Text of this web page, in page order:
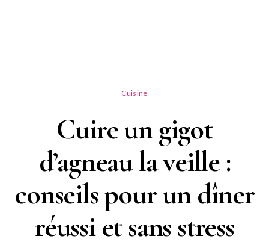
Cuisine
Cuire un gigot
d’agneau la veille :
conseils pour un dîner
réussi et sans stress